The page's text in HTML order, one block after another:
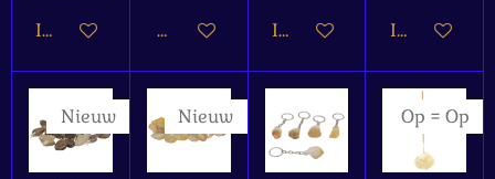
In winkelwagenHoud mij op de hoogteIn winkelwagen
In
Nieuw Nieuw Op = Op